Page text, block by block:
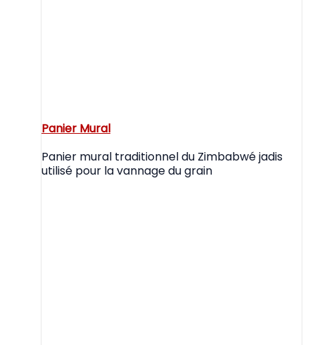
Panier Mural
Panier mural traditionnel du Zimbabwé jadis
utilisé pour la vannage du grain